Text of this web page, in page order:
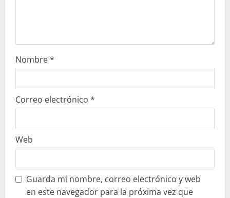
Nombre*
Correo electrónico *
Web
Guarda mi nombre, correo electrónico y web
en este navegador para la próxima vez que